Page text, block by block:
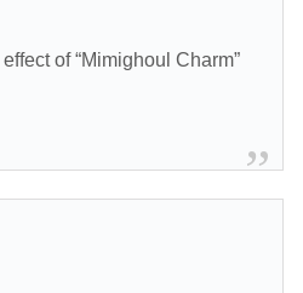
of “Mimighoul Charm”